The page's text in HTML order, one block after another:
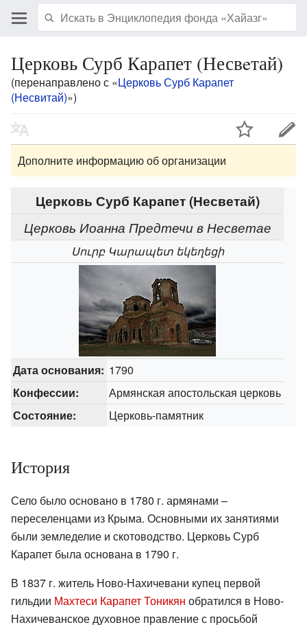
Церковь Сурб Карапет (Несвeтай)
(перенаправлено с «Церковь Сурб Карапет
(Несвитай)»)
Дополните информацию об организации
Церковь Сурб Карапет (Несветай)
Церковь Иоанна Предтечи в Несветае
Սուրբ Կարապետ եկեղեցի
Дата основания: 1790
Конфессии:
Армянская апостольская церковь
Состояние:
Церковь-памятник
История
Село было основано в 1780 г. армянами –
переселенцами из Крыма. Основными их занятиями
были земледелие и скотоводство. Церковь Сурб
Карапет была основана в 1790 г.
В 1837 г. житель Ново-Нахичевани купец первой
гильдии Махтеси Карапет Тоникян обратился в Ново-
Нахичеванское духовное правление с просьбой